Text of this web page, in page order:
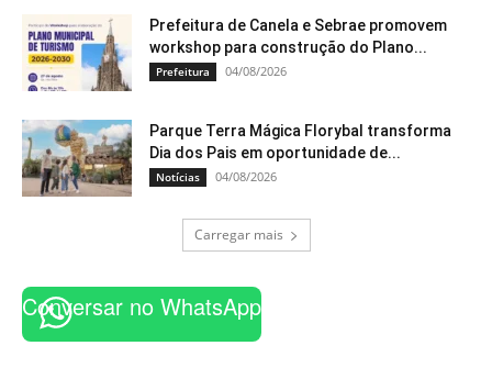
Prefeitura de Canela e Sebrae promovem
workshop para construção do Plano...
Prefeitura 04/08/2026
Parque Terra Mágica Florybal transforma
Dia dos Pais em oportunidade de...
Notícias 04/08/2026
Carregar mais
Conversar no WhatsApp